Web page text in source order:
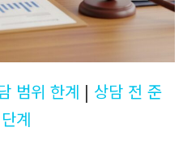
범위 한계 | 상담 전 준
계